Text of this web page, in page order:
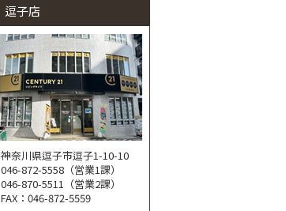
逗子店
神奈川県逗子市逗子1-10-10
046-872-5558（営業1課）
046-870-5511（営業2課）
FAX：046-872-5559